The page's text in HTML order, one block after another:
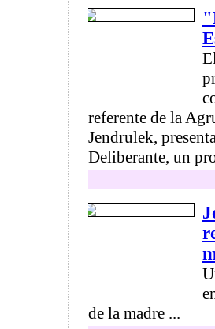
referente de la
Jendrulek,
Deliberante, un
de la madre ...